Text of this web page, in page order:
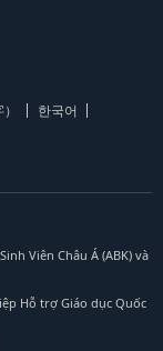
한국어
Viên Châu Á (ABK) và
Hỗ trợ Giáo dục Quốc